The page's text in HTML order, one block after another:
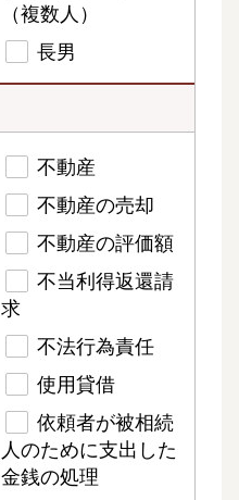
（複数人）
長男
不動産
不動産の売却
不動産の評価額
不当利得返還請
求
不法行為責任
使用貸借
依頼者が被相続
人のために支出した
金銭の処理